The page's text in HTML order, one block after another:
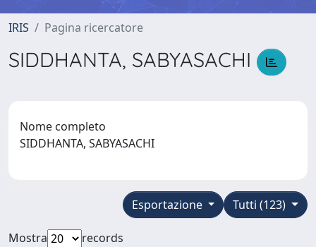
IRIS Pagina ricercatore
SIDDHANTA, SABYASACHI
Nome completo
SIDDHANTA, SABYASACHI
Tutti (123)
Esportazione
Mostra
records